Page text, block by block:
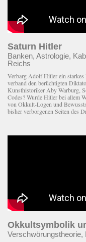
Saturn Hitler
Banken, Astrologie,
Reichs
Verbarg Adolf Hitler ein
verband den berüchtigten
Kunsthistoriker Aby Warburg,
Codes? Wurde Hitler bei allem
von Okkult-Logen und
bisher verborgenen Seiten des
Okkultsymbolik
Verschwörungstheorie,